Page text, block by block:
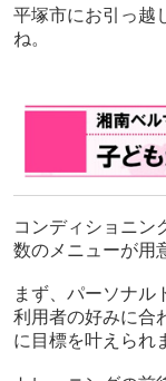
平塚市にお引っ越
ね。
コンディショニン
数のメニューが用
まず、パーソナル
利用者の好みに合
に目標を叶えられ